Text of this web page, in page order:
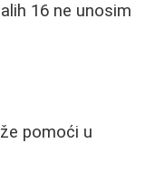
16 ne unosim
pomoći u